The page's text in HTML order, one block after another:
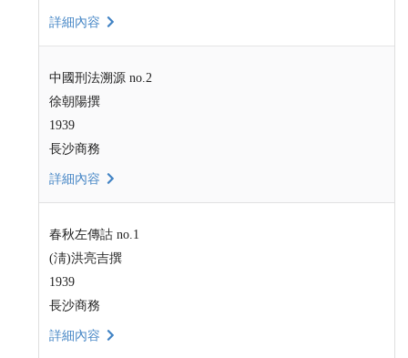
詳細內容
中國刑法溯源 no.2
徐朝陽撰
1939
長沙商務
詳細內容
春秋左傳詁 no.1
(淸)洪亮吉撰
1939
長沙商務
詳細內容